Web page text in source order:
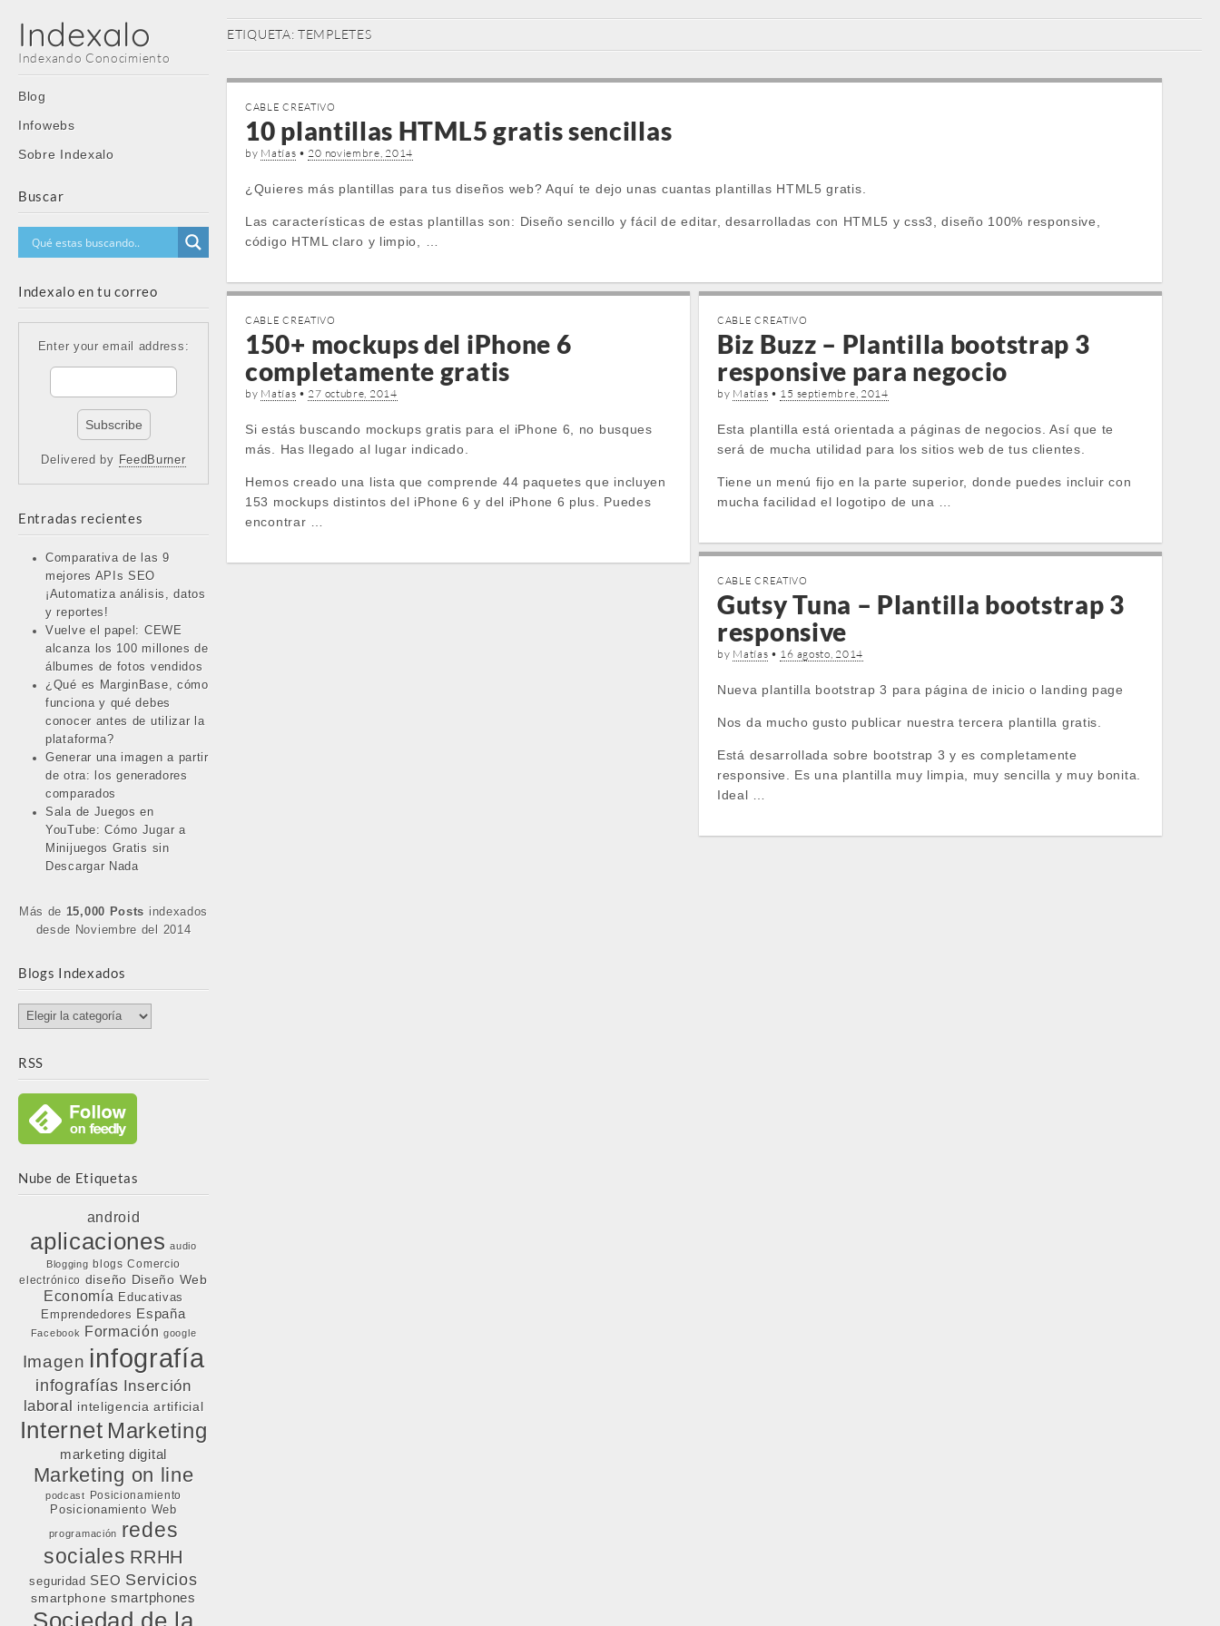
Indexalo
Indexando Conocimiento
Main
menu
Skip
content
Blog
Infowebs
Sobre Indexalo
Buscar
Indexalo en tu correo
Enter your email address:
Delivered by FeedBurner
Entradas recientes
Comparativa de las 9
mejores APIs SEO
¡Automatiza análisis, datos
y reportes!
Vuelve el papel: CEWE
alcanza los 100 millones de
álbumes de fotos vendidos
¿Qué es MarginBase, cómo
funciona y qué debes
conocer antes de utilizar la
plataforma?
Generar una imagen a partir
de otra: los generadores
comparados
Sala de Juegos en
YouTube: Cómo Jugar a
Minijuegos Gratis sin
Descargar Nada
Más de 15,000 Posts indexados
desde Noviembre del 2014
Blogs Indexados
Blogs
Indexados
RSS
Nube de Etiquetas
android
aplicaciones audio
Blogging blogs Comercio
electrónico diseño Diseño Web
Economía Educativas
Emprendedores España
Facebook Formación google
Imagen infografía
infografías Inserción
laboral inteligencia artificial
Internet Marketing
marketing digital
Marketing on line
podcast
Posicionamiento
Posicionamiento Web
programación redes
sociales RRHH
seguridad SEO Servicios
smartphone smartphones
Sociedad de la
ETIQUETA: TEMPLETES
CABLE CREATIVO
10 plantillas HTML5 gratis sencillas
by Matías • 20 noviembre, 2014
¿Quieres más plantillas para tus diseños web? Aquí te dejo unas cuantas plantillas HTML5 gratis.
Las características de estas plantillas son: Diseño sencillo y fácil de editar, desarrolladas con HTML5 y css3, diseño 100% responsive,
código HTML claro y limpio, …
CABLE CREATIVO
150+ mockups del iPhone 6
completamente gratis
by Matías • 27 octubre, 2014
Si estás buscando mockups gratis para el iPhone 6, no busques
más. Has llegado al lugar indicado.
Hemos creado una lista que comprende 44 paquetes que incluyen
153 mockups distintos del iPhone 6 y del iPhone 6 plus. Puedes
encontrar …
CABLE CREATIVO
Biz Buzz – Plantilla bootstrap 3
responsive para negocio
by Matías • 15 septiembre, 2014
Esta plantilla está orientada a páginas de negocios. Así que te
será de mucha utilidad para los sitios web de tus clientes.
Tiene un menú fijo en la parte superior, donde puedes incluir con
mucha facilidad el logotipo de una …
CABLE CREATIVO
Gutsy Tuna – Plantilla bootstrap 3
responsive
by Matías • 16 agosto, 2014
Nueva plantilla bootstrap 3 para página de inicio o landing page
Nos da mucho gusto publicar nuestra tercera plantilla gratis.
Está desarrollada sobre bootstrap 3 y es completamente
responsive. Es una plantilla muy limpia, muy sencilla y muy bonita.
Ideal …